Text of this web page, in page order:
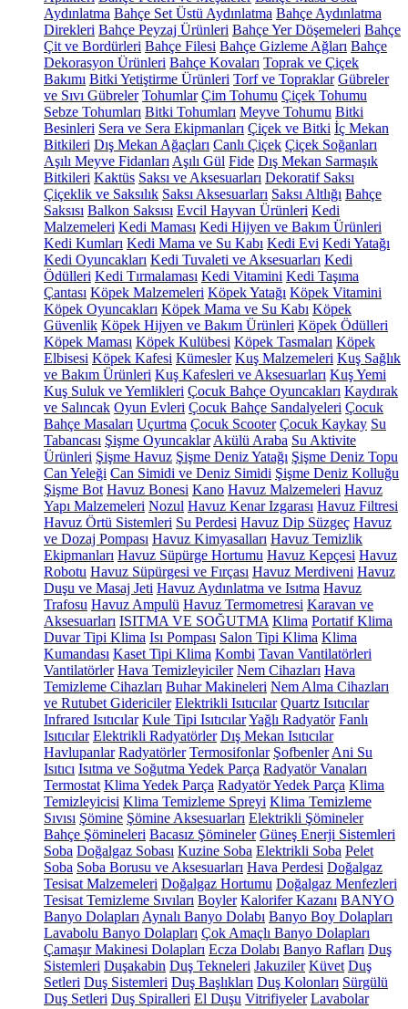
Aydınlatma Bahçe Set Üstü Aydınlatma Bahçe Aydınlatma
Direkleri Bahçe Peyzaj Ürünleri Bahçe Yer Döşemeleri Bahçe
Çit ve Bordürleri Bahçe Filesi Bahçe Gizleme Ağları Bahçe
Dekorasyon Ürünleri Bahçe Kovaları Toprak ve Çiçek
Bakımı Bitki Yetiştirme Ürünleri Torf ve Topraklar Gübreler
ve Sıvı Gübreler Tohumlar Çim Tohumu Çiçek Tohumu
Sebze Tohumları Bitki Tohumları Meyve Tohumu Bitki
Besinleri Sera ve Sera Ekipmanları Çiçek ve Bitki İç Mekan
Bitkileri Dış Mekan Ağaçları Canlı Çiçek Çiçek Soğanları
Aşılı Meyve Fidanları Aşılı Gül Fide Dış Mekan Sarmaşık
Bitkileri Kaktüs Saksı ve Aksesuarları Dekoratif Saksı
Çiçeklik ve Saksılık Saksı Aksesuarları Saksı Altlığı Bahçe
Saksısı Balkon Saksısı Evcil Hayvan Ürünleri Kedi
Malzemeleri Kedi Maması Kedi Hijyen ve Bakım Ürünleri
Kedi Kumları Kedi Mama ve Su Kabı Kedi Evi Kedi Yatağı
Kedi Oyuncakları Kedi Tuvaleti ve Aksesuarları Kedi
Ödülleri Kedi Tırmalaması Kedi Vitamini Kedi Taşıma
Çantası Köpek Malzemeleri Köpek Yatağı Köpek Vitamini
Köpek Oyuncakları Köpek Mama ve Su Kabı Köpek
Güvenlik Köpek Hijyen ve Bakım Ürünleri Köpek Ödülleri
Köpek Maması Köpek Kulübesi Köpek Tasmaları Köpek
Elbisesi Köpek Kafesi Kümesler Kuş Malzemeleri Kuş Sağlık
ve Bakım Ürünleri Kuş Kafesleri ve Aksesuarları Kuş Yemi
Kuş Suluk ve Yemlikleri Çocuk Bahçe Oyuncakları Kaydırak
ve Salıncak Oyun Evleri Çocuk Bahçe Sandalyeleri Çocuk
Bahçe Masaları Uçurtma Çocuk Scooter Çocuk Kaykay Su
Tabancası Şişme Oyuncaklar Akülü Araba Su Aktivite
Ürünleri Şişme Havuz Şişme Deniz Yatağı Şişme Deniz Topu
Can Yeleği Can Simidi ve Deniz Simidi Şişme Deniz Kolluğu
Şişme Bot Havuz Bonesi Kano Havuz Malzemeleri Havuz
Yapı Malzemeleri Nozul Havuz Kenar Izgarası Havuz Filtresi
Havuz Örtü Sistemleri Su Perdesi Havuz Dip Süzgeç Havuz
ve Dozaj Pompası Havuz Kimyasalları Havuz Temizlik
Ekipmanları Havuz Süpürge Hortumu Havuz Kepçesi Havuz
Robotu Havuz Süpürgesi ve Fırçası Havuz Merdiveni Havuz
Duşu ve Masaj Jeti Havuz Aydınlatma ve Isıtma Havuz
Trafosu Havuz Ampulü Havuz Termometresi Karavan ve
Aksesuarları ISITMA VE SOĞUTMA Klima Portatif Klima
Duvar Tipi Klima Isı Pompası Salon Tipi Klima Klima
Kumandası Kaset Tipi Klima Kombi Tavan Vantilatörleri
Vantilatörler Hava Temizleyiciler Nem Cihazları Hava
Temizleme Cihazları Buhar Makineleri Nem Alma Cihazları
ve Rutubet Gidericiler Elektrikli Isıtıcılar Quartz Isıtıcılar
Infrared Isıtıcılar Kule Tipi IsıtıcılarYağlı Radyatör Fanlı
Isıtıcılar Elektrikli Radyatörler Dış Mekan Isıtıcılar
Havlupanlar Radyatörler Termosifonlar Şofbenler Ani Su
Isıtıcı Isıtma ve Soğutma Yedek Parça Radyatör Vanaları
Termostat Klima Yedek Parça Radyatör Yedek Parça Klima
Temizleyicisi Klima Temizleme Spreyi Klima Temizleme
Sıvısı Şömine Şömine Aksesuarları Elektrikli Şömineler
Bahçe Şömineleri Bacasız Şömineler Güneş Enerji Sistemleri
Soba Doğalgaz Sobası Kuzine Soba Elektrikli Soba Pelet
Soba Soba Borusu ve Aksesuarları Hava Perdesi Doğalgaz
Tesisat Malzemeleri Doğalgaz Hortumu Doğalgaz Menfezleri
Tesisat Temizleme Sıvıları Boyler Kalorifer Kazanı BANYO
Banyo Dolapları Aynalı Banyo Dolabı Banyo Boy Dolapları
Lavabolu Banyo Dolapları Çok Amaçlı Banyo Dolapları
Çamaşır Makinesi Dolapları Ecza Dolabı Banyo Rafları Duş
Sistemleri Duşakabin Duş Tekneleri Jakuziler Küvet Duş
Setleri Duş Sistemleri Duş Başlıkları Duş Kolonları Sürgülü
Duş Setleri Duş Spiralleri El Duşu Vitrifiyeler Lavabolar